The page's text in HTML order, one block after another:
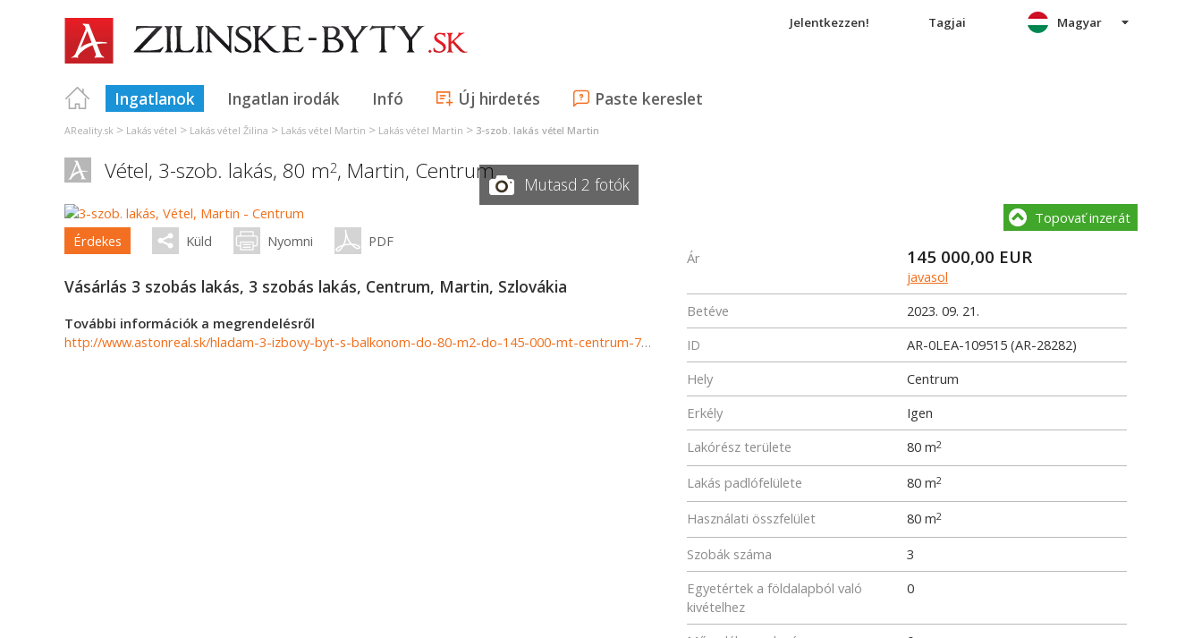
Jelentkezzen! Tagjai
Ingatlanok Ingatlan irodák Infó Új hirdetés Paste kereslet
Magyar
AReality.sk > Lakás vétel > Lakás vétel Žilina > Lakás vétel Martin > Lakás vétel Martin > 3-szob. lakás vétel Martin
Vétel, 3-szob. lakás, 80 m2, Martin, Centrum Mutasd 2 fotók
Érdekes Küld Nyomni PDF
Vásárlás 3 szobás lakás, 3 szobás lakás, Centrum, Martin, Szlovákia
További információk a megrendelésről
http://www.astonreal.sk/hladam-3-izbovy-byt-s-balkonom-do-80-m2-do-145-000-mt-centrum-762521
Topovať inzerát
Ár 145 000,00 EUR
javasol
Betéve
2023. 09. 21.
ID
AR-0LEA-109515 (AR-28282)
Hely
Centrum
Erkély
Igen
Lakórész területe
80 m2
Lakás padlófelülete 80 m2
Használati összfelület 80 m2
Szobák száma
3
Egyetértek a földalapból való
kivételhez
0